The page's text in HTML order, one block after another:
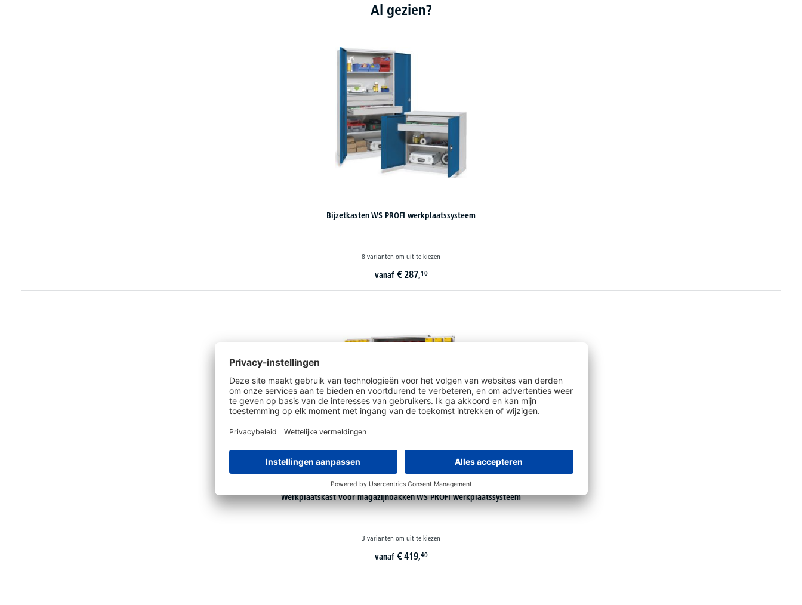
Al gezien?
Bijzetkasten WS PROFI werkplaatssysteem
8 varianten om uit te kiezen
vanaf € 287,10
Werkplaatskast voor magazijnbakken WS PROFI werkplaatssysteem
3 varianten om uit te kiezen
vanaf € 419,40